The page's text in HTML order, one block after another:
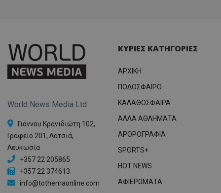
World News Media Ltd
Γιάννου Κρανιδιώτη 102,
Γραφείο 201, Λατσιά,
Λευκωσία
+357 22 205865
+357 22 374613
info@tothemaonline.com
ΚΥΡΙΕΣ ΚΑΤΗΓΟΡΙΕΣ
ΑΡΧΙΚΗ
ΠΟΔΟΣΦΑΙΡΟ
ΚΑΛΑΘΟΣΦΑΙΡΑ
ΑΛΛΑ ΑΘΛΗΜΑΤΑ
ΑΡΘΡΟΓΡΑΦΙΑ
SPORTS+
HOT NEWS
ΑΦΙΕΡΩΜΑΤΑ